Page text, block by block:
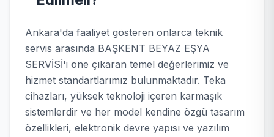
Ankara'da faaliyet gösteren onlarca teknik
servis arasında BAŞKENT BEYAZ EŞYA
SERVİSİ'i öne çıkaran temel değerlerimiz ve
hizmet standartlarımız bulunmaktadır. Teka
cihazları, yüksek teknoloji içeren karmaşık
sistemlerdir ve her model kendine özgü tasarım
özellikleri, elektronik devre yapısı ve yazılım